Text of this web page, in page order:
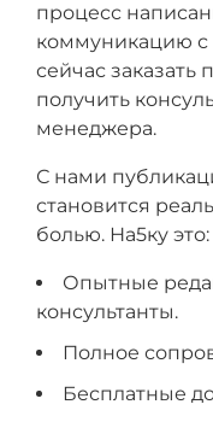
процесс
коммуникацию
сейчас заказать
получить
менеджера.
С нами
становится
болью. На5ку это:
Опытные
консультанты.
Полное
Бесплатные